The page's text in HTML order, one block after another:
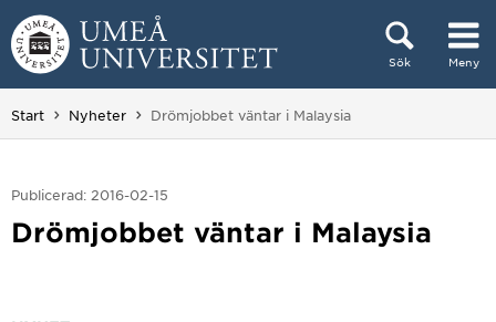
Hoppa direkt till innehållet
Sök Meny
Huvudmenyn dold.
Start Nyheter Du är här:
Drömjobbet väntar i Malaysia
Publicerad: 2016-02-15
Drömjobbet väntar i Malaysia